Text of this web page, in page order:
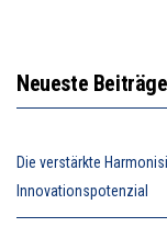
Neueste Beiträge
Die verstärkte
Innovationspotenzial